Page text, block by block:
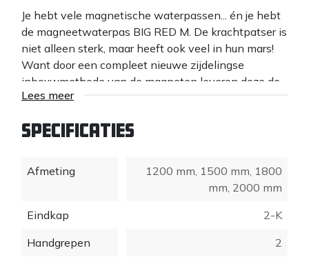
Je hebt vele magnetische waterpassen... én je hebt
de magneetwaterpas BIG RED M. De krachtpatser is
niet alleen sterk, maar heeft ook veel in hun mars!
Want door een compleet nieuwe zijdelingse
inbouwmethode van de magneten leveren deze de
gebruiker aanzienlijke voordelen in toepassingen
Doordat de magneten in de zijkant van het
kokerprofiel zijn ingebouwd, is het
worden gereinigd en maakt het schoon en
nauwkeurig werken mogelijk.
Lees meer
Specificaties
Afmeting 1200 mm, 1500 mm, 1800
mm, 2000 mm
Eindkap
2-K
Handgrepen
2